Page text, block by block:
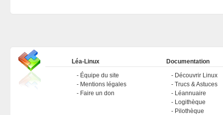
Léa-Linux
Équipe du site
Mentions légales
Faire un don
Documentation
Découvrir Linux
Trucs & Astuces
Léannuaire
Logithèque
Pilothèque